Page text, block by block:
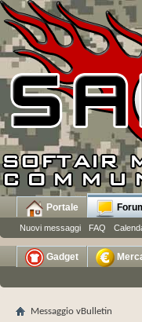
Portale
Nuovi messaggi FAQ
Gadget
Messaggio vBulletin